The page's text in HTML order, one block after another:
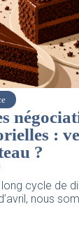
Corsair
CSE.
06/08/2026|
Retrouvez le
Lire l'actu